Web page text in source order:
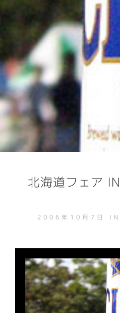
北海道フェア
2006年10月7日 IN